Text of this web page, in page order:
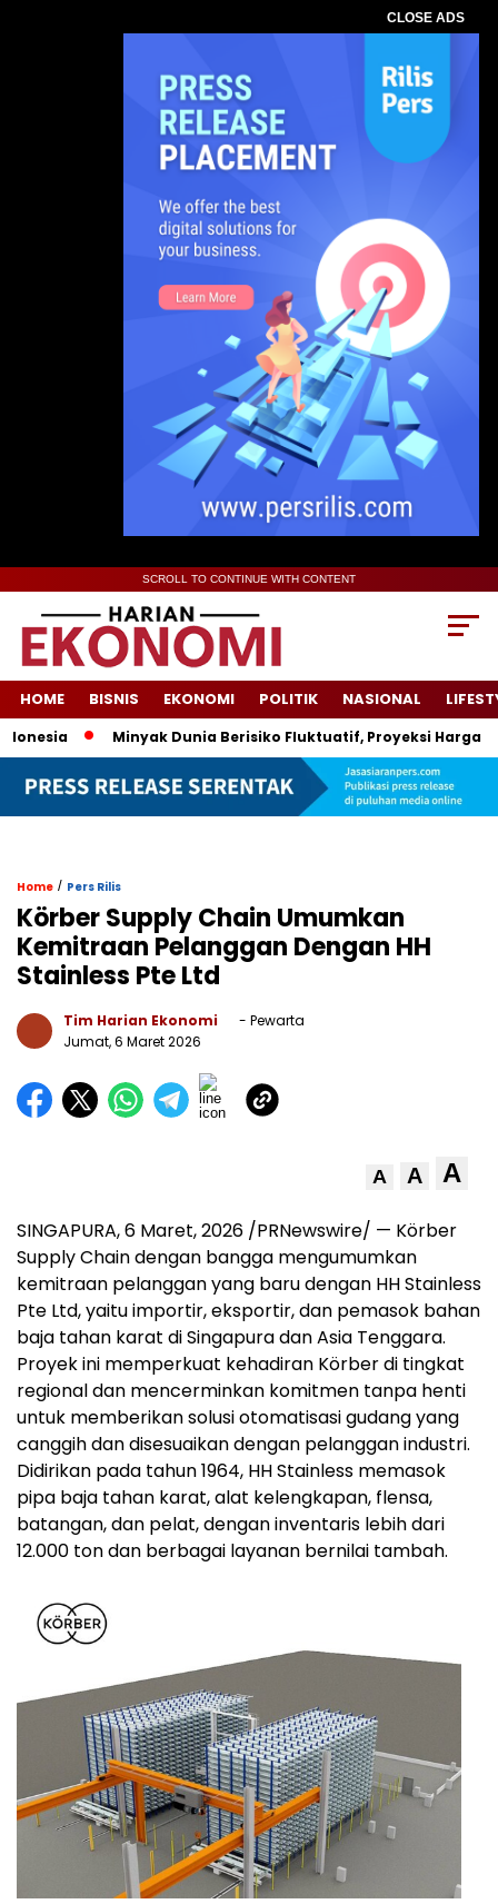
CLOSE ADS
SCROLL TO CONTINUE WITH CONTENT
HOME BISNIS EKONOMI POLITIK NASIONAL
Minyak Dunia Berisiko Fluktuatif, Proyeksi Harga
Home / Pers Rilis
Körber Supply Chain Umumkan
Kemitraan Pelanggan Dengan HH
Stainless Pte Ltd
Tim Harian Ekonomi
- Pewarta
Jumat, 6 Maret 2026
A A A
SINGAPURA,6 Maret, 2026 /PRNewswire/ — Körber
Supply Chain dengan bangga mengumumkan
kemitraan pelanggan yang baru dengan HH Stainless
Pte Ltd, yaitu importir, eksportir, dan pemasok bahan
baja tahan karat di Singapura dan Asia Tenggara.
Proyek ini memperkuat kehadiran Körber di tingkat
regional dan mencerminkan komitmen tanpa henti
untuk memberikan solusi otomatisasi gudang yang
canggih dan disesuaikan dengan pelanggan industri.
Didirikan pada tahun 1964, HH Stainless memasok
pipa baja tahan karat, alat kelengkapan, flensa,
batangan, dan pelat, dengan inventaris lebih dari
12.000 ton dan berbagai layanan bernilai tambah.